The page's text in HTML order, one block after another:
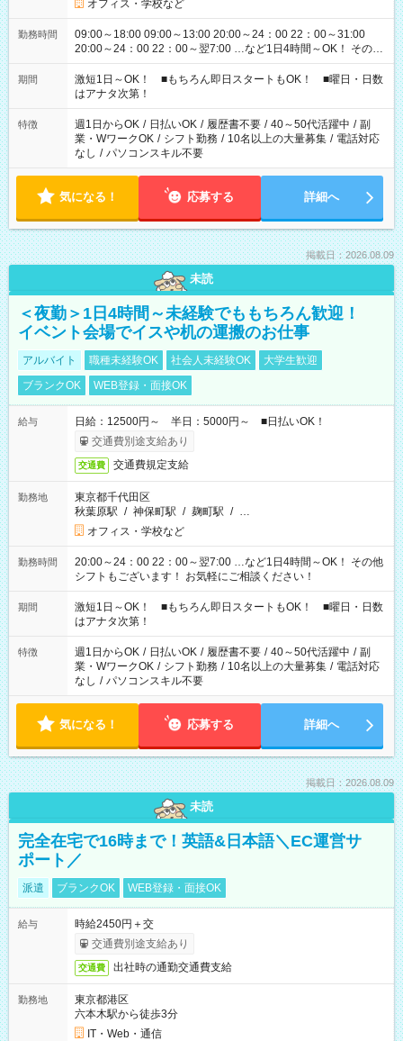
オフィス・学校など
勤務時間
09:00～18:00 09:00～13:00 20:00～24：00 22：00～31:00
20:00～24：00 22：00～翌7:00 …など1日4時間～OK！ その他
シフトもございます！ お気軽にご相談ください！
期間
激短1日～OK！ ■もちろん即日スタートもOK！ ■曜日・日数
はアナタ次第！
特徴 週1日からOK / 日払いOK / 履歴書不要 / 40～50代活躍中 / 副
業・WワークOK / シフト勤務 / 10名以上の大量募集 / 電話対応
なし / パソコンスキル不要
気になる！ 応募する 詳細へ
掲載日：2026.08.09
未読
＜夜勤＞1日4時間～未経験でももちろん歓迎！
イベント会場でイスや机の運搬のお仕事
アルバイト 職種未経験OK 社会人未経験OK
大学生歓迎
ブランクOK
WEB登録・面接OK
給与
日給：12500円～ 半日：5000円～ ■日払いOK！
交通費別途支給あり
交通費 交通費規定支給
勤務地
東京都千代田区
秋葉原駅 / 神保町駅 / 麹町駅 / …
オフィス・学校など
勤務時間
20:00～24：00 22：00～翌7:00 …など1日4時間～OK！ その他
シフトもございます！ お気軽にご相談ください！
期間
激短1日～OK！ ■もちろん即日スタートもOK！ ■曜日・日数
はアナタ次第！
特徴 週1日からOK / 日払いOK / 履歴書不要 / 40～50代活躍中 / 副
業・WワークOK / シフト勤務 / 10名以上の大量募集 / 電話対応
なし / パソコンスキル不要
気になる！ 応募する 詳細へ
掲載日：2026.08.09
未読
完全在宅で16時まで！英語&日本語＼EC運営サ
ポート／
派遣 ブランクOK WEB登録・面接OK
給与
時給2450円＋交
交通費別途支給あり
交通費 出社時の通勤交通費支給
勤務地
東京都港区
六本木駅から徒歩3分
IT・Web・通信